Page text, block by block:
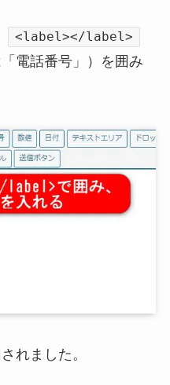
<label></label>
電話番号」）を囲み
れました。